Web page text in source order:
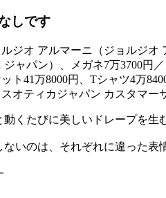
しです
ト41万8000円、Tシャツ4万
オティカジャパン カスタマー
くたびに美しいドレープを生
いのは、それぞれに違った表